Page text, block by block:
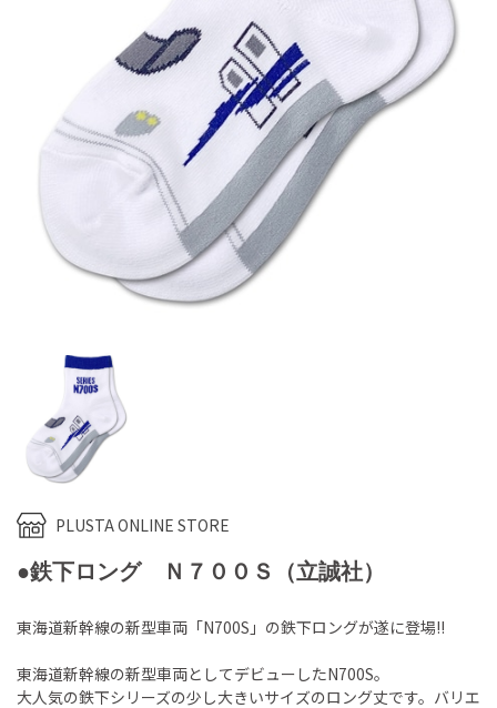
PLUSTA ONLINE STORE
●鉄下ロング Ｎ７００Ｓ（立誠社）
東海道新幹線の新型車両「N700S」の鉄下ロングが遂に登場!!
東海道新幹線の新型車両としてデビューしたN700S。
大人気の鉄下シリーズの少し大きいサイズのロング丈です。バリエ